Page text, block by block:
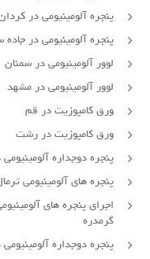
پنجره آلومینیومی در
پنجره آلومینیومی در جاده
لوور آلومینیومی در سمنان
لوور آلومینیومی در مشهد
ورق کامپوزیت در قم
ورق کامپوزیت در رشت
پنجره دوجداره
پنجره های آلومینیومی
اجرای پنجره های
گرمدره
پنجره دوجداره آلومینیومی